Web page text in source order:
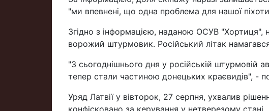
"ми впевнені, що одна проблема для нашої піхоти
Згідно з інформацією, наданою ОСУВ "Хортиця",
ворожий штурмовик. Російський літак
"З сьогоднішнього дня у російській штурмовій
тепер стали частиною донецьких краєвидів", -
Уряд Латвії у вівторок, 27 серпня, ухвалив
конфісковано за керування у нетверезому стані.